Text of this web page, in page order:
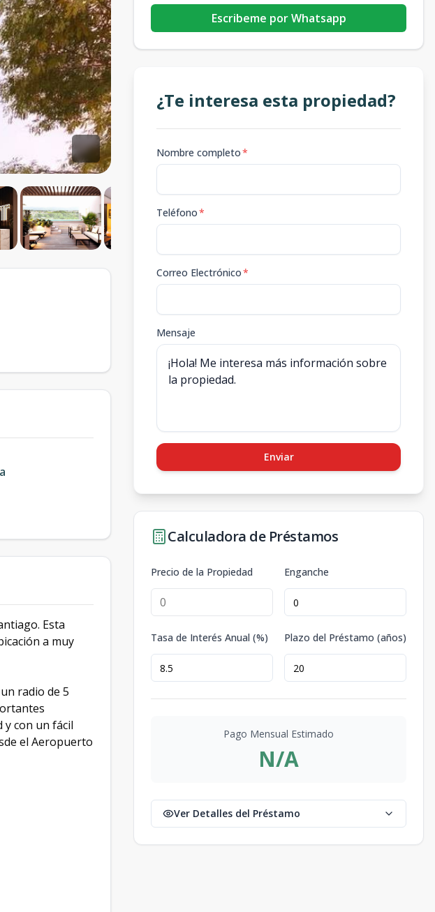
Esta
a muy
radio de 5
y con un fácil
el Aeropuerto
Escribeme por Whatsapp
¿Te interesa esta propiedad?
Nombre completo*
Teléfono*
Correo Electrónico*
Mensaje
Enviar
Calculadora de Préstamos
Precio de la Propiedad Enganche
Tasa de Interés Anual (%) Plazo del Préstamo (años)
Pago Mensual Estimado
N/A
Ver Detalles del Préstamo